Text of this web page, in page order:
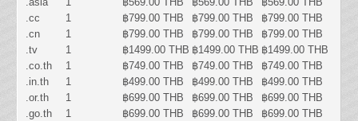
.cc
1 ฿799.00 THB ฿799.00 THB
฿799.00 THB
.cn
1 ฿799.00 THB ฿799.00 THB
฿799.00 THB
.tv
1 ฿1499.00 THB ฿1499.00 THB ฿1499.00 THB
.co.th
1 ฿749.00 THB ฿749.00 THB
฿749.00 THB
.in.th
1 ฿499.00 THB ฿499.00 THB
฿499.00 THB
.or.th
1 ฿699.00 THB ฿699.00 THB
฿699.00 THB
.go.th
1 ฿699.00 THB ฿699.00 THB
฿699.00 THB